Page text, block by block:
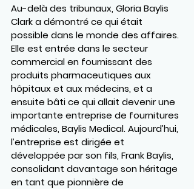
Au-delà des tribunaux, Gloria Baylis
Clark a démontré ce qui était
possible dans le monde des affaires.
Elle est entrée dans le secteur
commercial en fournissant des
produits pharmaceutiques aux
hôpitaux et aux médecins, et a
ensuite bâti ce qui allait devenir une
importante entreprise de fournitures
médicales, Baylis Medical. Aujourd’hui,
l’entreprise est dirigée et
développée par son fils, Frank Baylis,
consolidant davantage son héritage
en tant que pionnière de